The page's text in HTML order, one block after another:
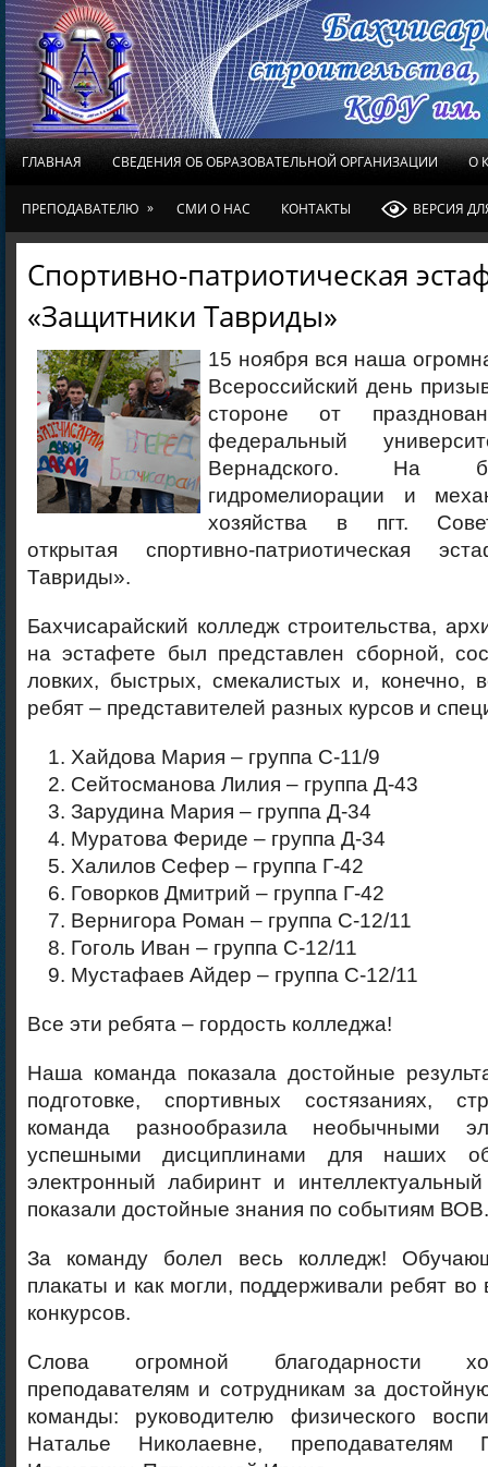
ГЛАВНАЯ СВЕДЕНИЯ ОБ ОБРАЗОВАТЕЛЬНОЙ ОРГАНИЗАЦИИ О
ПРЕПОДАВАТЕЛЮ » СМИ О НАС КОНТАКТЫ ВЕРСИЯ
Спортивно-патриотическая
«Защитники Тавриды»
15 ноября вся наша
Всероссийский день
стороне от
федеральный
Вернадского. На
гидромелиорации и
хозяйства в пгт.
открытая спортивно-патриотическая
Тавриды».
Бахчисарайский колледж строительства,
на эстафете был представлен сборной,
ловких, быстрых, смекалистых и, конечно,
ребят – представителей разных курсов и
Хайдова Мария – группа С-11/9
Сейтосманова Лилия – группа Д-43
Зарудина Мария – группа Д-34
Муратова Фериде – группа Д-34
Халилов Сефер – группа Г-42
Говорков Дмитрий – группа Г-42
Вернигора Роман – группа С-12/11
Гоголь Иван – группа С-12/11
Мустафаев Айдер – группа С-12/11
Все эти ребята – гордость колледжа!
Наша команда показала достойные
подготовке, спортивных состязаниях,
команда разнообразила необычными
успешными дисциплинами для наших
электронный лабиринт и
показали достойные знания по событиям ВОВ.
За команду болел весь колледж!
плакаты и как могли, поддерживали ребят
конкурсов.
Слова огромной благодарности
преподавателям и сотрудникам за
команды: руководителю физического
Наталье Николаевне, преподавателям